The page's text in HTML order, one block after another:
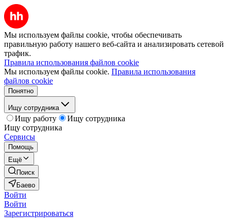
Мы используем файлы cookie, чтобы обеспечивать
правильную работу нашего веб-сайта и анализировать сетевой
трафик.
Правила использования файлов cookie
Мы используем файлы cookie. Правила использования
файлов cookie
Понятно
Ищу сотрудника
Ищу работу
Ищу сотрудника
Ищу сотрудника
Сервисы
Помощь
Ещё
Поиск
Баево
Войти
Войти
Зарегистрироваться